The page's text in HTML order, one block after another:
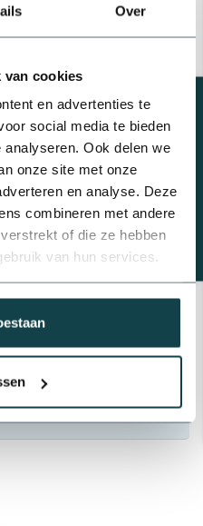
Over
van cookies
en advertenties te
social media te bieden
Ook delen we
onze site met onze
en analyse. Deze
combineren met andere
of die ze hebben
van hun services.
370 x 305
€33,47
| 2 €376,39
beregeningsspecialist?
Beregeningsplan?